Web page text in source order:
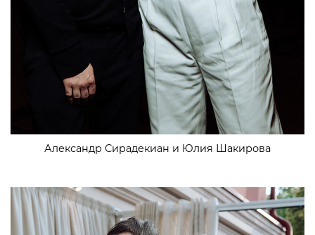
Александр Сирадекиан и Юлия Шакирова